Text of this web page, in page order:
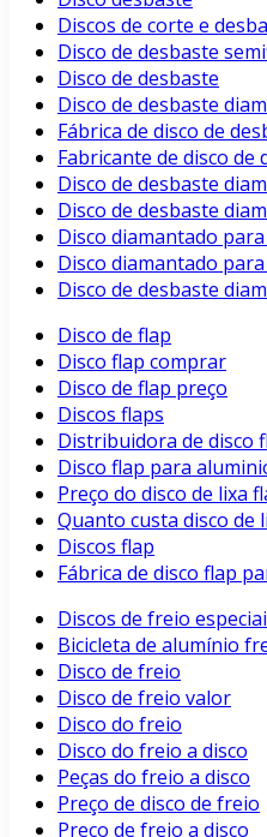
Discos de corte e
Disco de desbaste
Disco de desbaste
Disco de desbaste
Fábrica de disco de
Fabricante de disco de
Disco de desbaste
Disco de desbaste
Disco diamantado
Disco diamantado
Disco de desbaste
Disco de flap
Disco flap comprar
Disco de flap preço
Discos flaps
Distribuidora de disco
Disco flap para
Preço do disco de lixa
Quanto custa disco de
Discos flap
Fábrica de disco flap
Discos de freio
Bicicleta de alumínio
Disco de freio
Disco de freio valor
Disco do freio
Disco do freio a disco
Peças do freio a disco
Preço de disco de freio
Preço de freio a disco